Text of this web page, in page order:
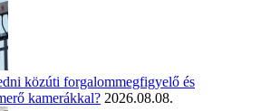
közúti forgalommegfigyelő és
kamerákkal? 2026.08.08.